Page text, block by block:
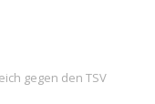
gegen den TSV